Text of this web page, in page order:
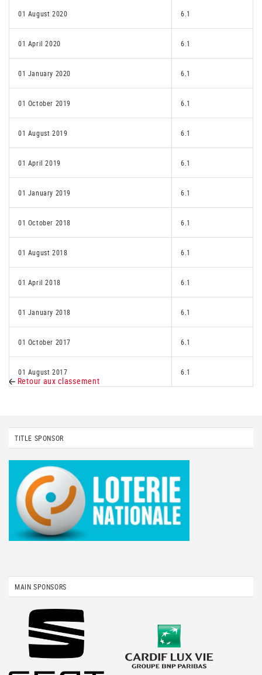
01 August 2020 6.1
01 April 2020 6.1
01 January 2020 6.1
01 October 2019 6.1
01 August 2019 6.1
01 April 2019 6.1
01 January 2019 6.1
01 October 2018 6.1
01 August 2018 6.1
01 April 2018 6.1
01 January 2018 6.1
01 October 2017 6.1
01 August 2017 6.1
Retour aux classement
TITLE SPONSOR
MAIN SPONSORS